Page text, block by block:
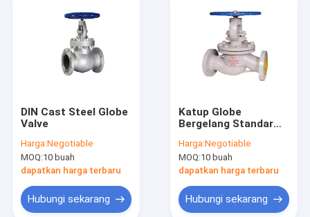
DIN Cast Steel Globe
Valve
Harga:Negotiable
MOQ:10 buah
dapatkan harga terbaru
Hubungi sekarang
Katup Globe
Bergelang Standar
Rising Stem WCB
Harga:Negotiable
MOQ:10 buah
dapatkan harga terbaru
Hubungi sekarang